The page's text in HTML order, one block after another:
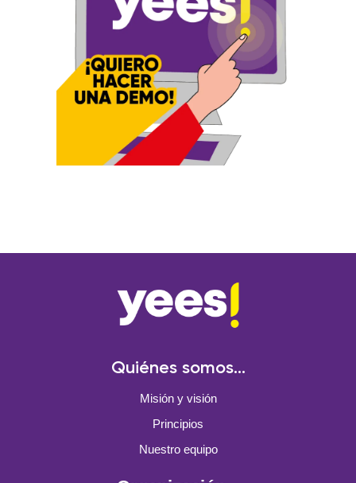
Quiénes somos...
Misión y visión
Principios
Nuestro equipo